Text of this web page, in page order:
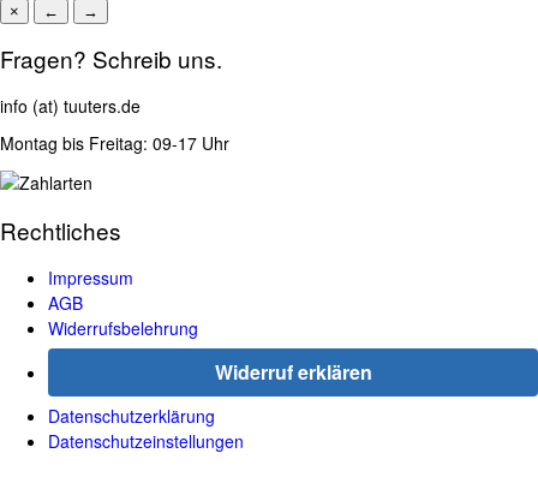
× ← →
Fragen? Schreib uns.
info (at) tuuters.de
Montag bis Freitag: 09-17 Uhr
Rechtliches
Impressum
AGB
Widerrufsbelehrung
Widerruf erklären
Datenschutzerklärung
Datenschutzeinstellungen